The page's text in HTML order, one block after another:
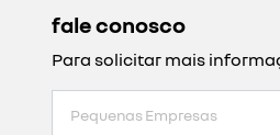
fale conosco
Para solicitar mais